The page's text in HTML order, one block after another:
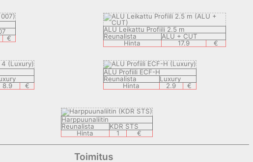
€
ALU Leikattu Profiili 2.5 m
Reunalista
ALU + CUT
Hinta
17.9 €
8.9 €
ALU Profiili ECF-H
Reunalista
Luxury
Hinta
2.9 €
Harppuunaliitin
Reunalista
KDR STS
Hinta
1 €
Toimitus